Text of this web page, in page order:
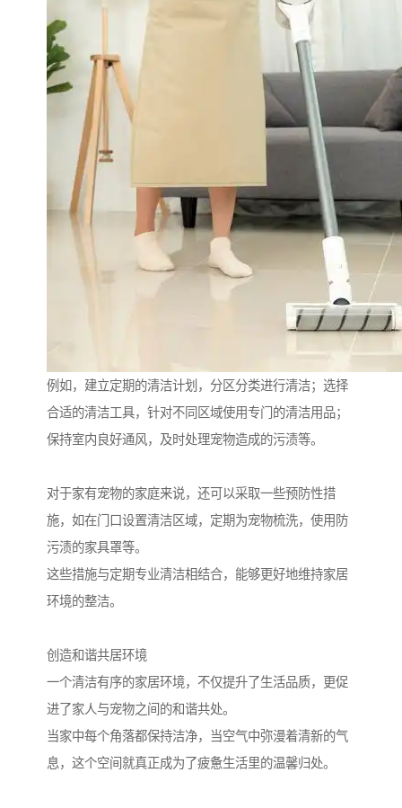
例如，建立定期的清洁计划，分区分类进行清洁；选择
合适的清洁工具，针对不同区域使用专门的清洁用品；
保持室内良好通风，及时处理宠物造成的污渍等。
对于家有宠物的家庭来说，还可以采取一些预防性措
施，如在门口设置清洁区域，定期为宠物梳洗，使用防
污渍的家具罩等。
这些措施与定期专业清洁相结合，能够更好地维持家居
环境的整洁。
创造和谐共居环境
一个清洁有序的家居环境，不仅提升了生活品质，更促
进了家人与宠物之间的和谐共处。
当家中每个角落都保持洁净，当空气中弥漫着清新的气
息，这个空间就真正成为了疲惫生活里的温馨归处。